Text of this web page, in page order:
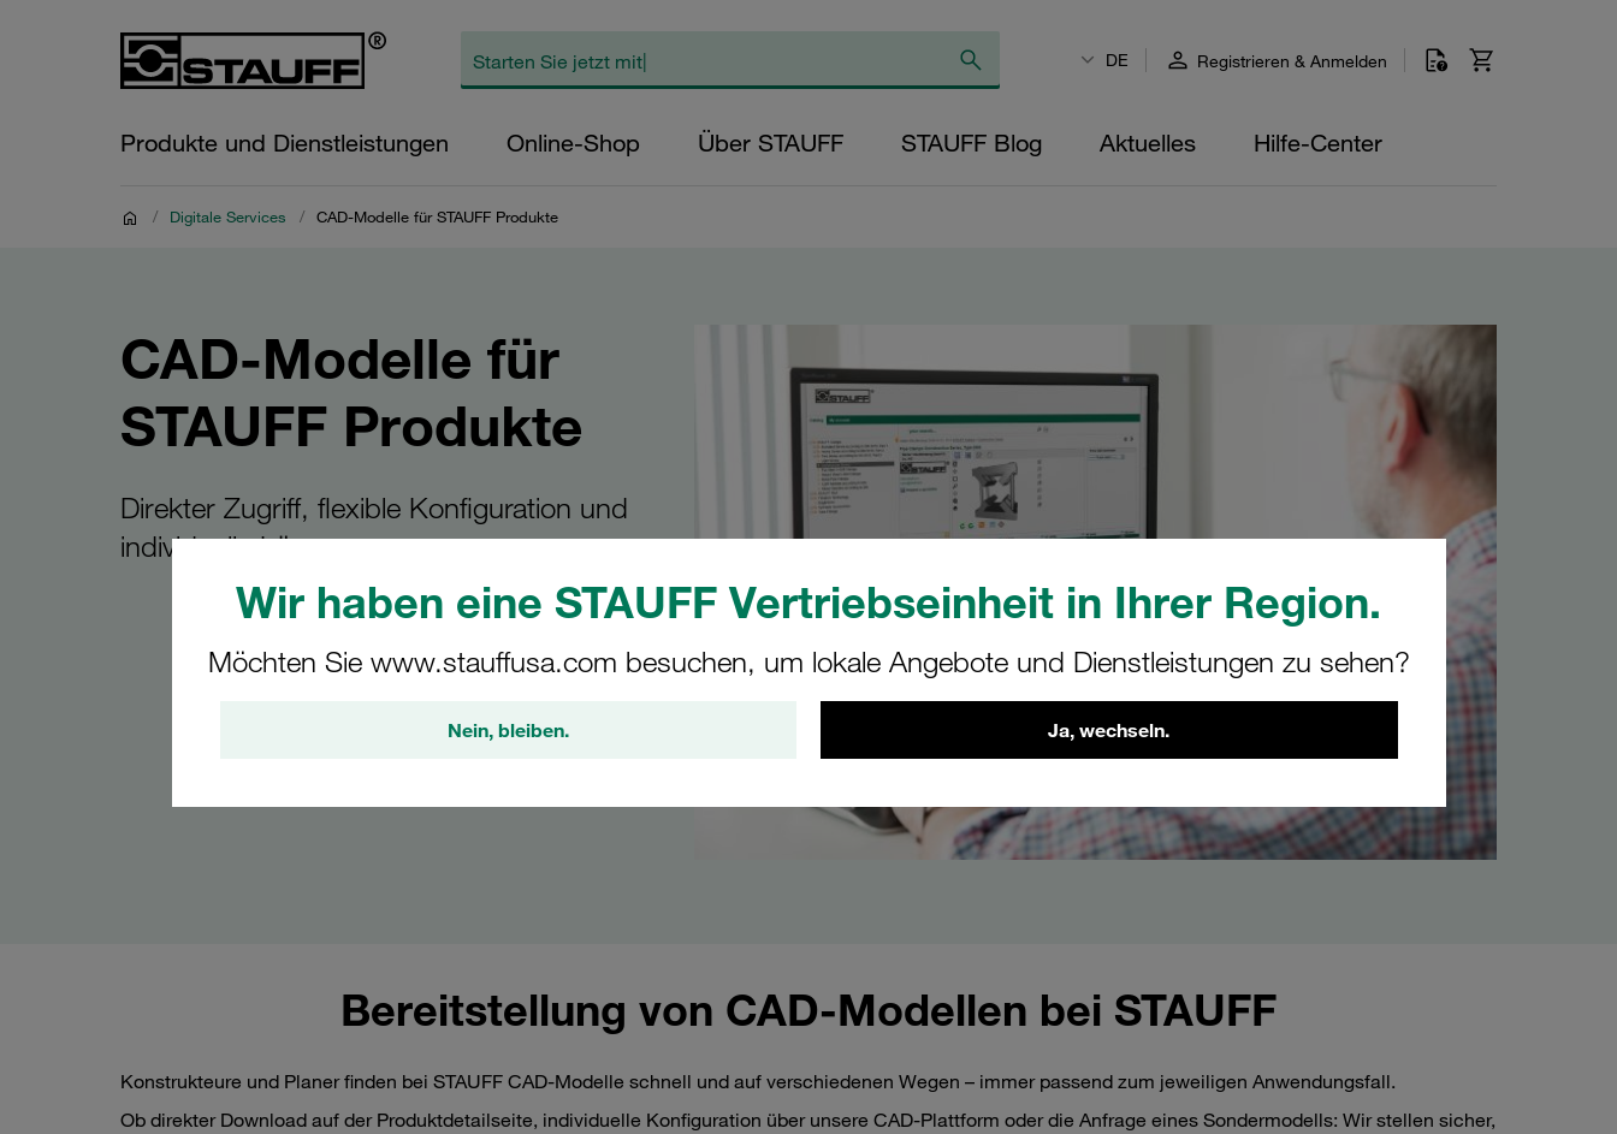
Wir haben eine STAUFF Vertriebseinheit in Ihrer Region.
Möchten Sie www.stauffusa.com besuchen, um lokale Angebote und Dienstleistungen zu sehen?
Nein, bleiben. Ja, wechseln.
DE Registrieren & Anmelden
Produkte und Dienstleistungen Online-Shop Über STAUFF STAUFF Blog Aktuelles Hilfe-Center
/ Digitale Services / CAD-Modelle für STAUFF Produkte
CAD-Modelle für
STAUFF Produkte
Direkter Zugriff, flexible Konfiguration und
individuelle Lösungen
Bereitstellung von CAD-Modellen bei STAUFF
Konstrukteure und Planer finden bei STAUFF CAD-Modelle schnell und auf verschiedenen Wegen – immer passend zum jeweiligen Anwendungsfall.
Ob direkter Download auf der Produktdetailseite, individuelle Konfiguration über unsere CAD-Plattform oder die Anfrage eines Sondermodells: Wir stellen sicher,